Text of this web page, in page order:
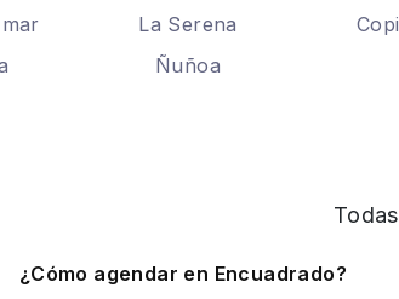
La Serena
Ñuñoa
¿Cómo agendar en Encuadrado?